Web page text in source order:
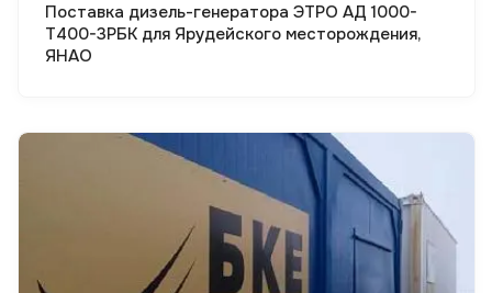
Поставка дизель-генератора ЭТРО АД 1000-
Т400-3РБК для Ярудейского месторождения,
ЯНАО